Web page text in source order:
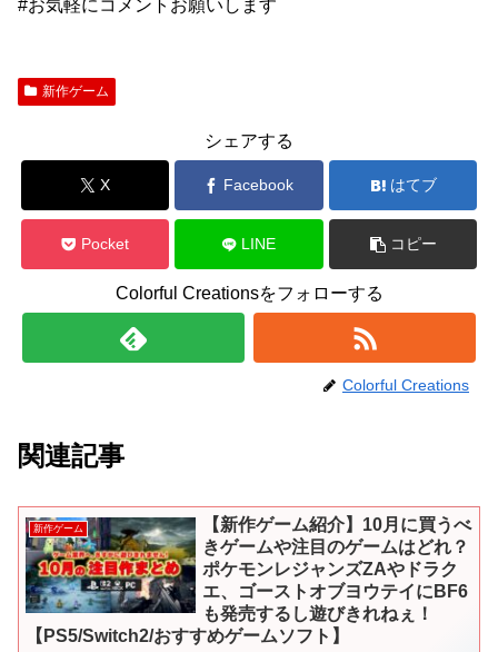
#お気軽にコメントお願いします
新作ゲーム
シェアする
X Facebook はてブ
Pocket LINE コピー
Colorful Creationsをフォローする
Colorful Creations
関連記事
新作ゲーム
【新作ゲーム紹介】10月に買うべ
きゲームや注目のゲームはどれ？
ポケモンレジャンズZAやドラク
エ、ゴーストオブヨウテイにBF6
も発売するし遊びきれねぇ！
【PS5/Switch2/おすすめゲームソフト】